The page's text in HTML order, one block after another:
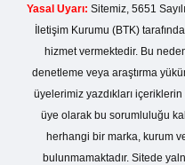
Yasal Uyarı: Sitemiz, 5651
İletişim Kurumu (BTK)
hizmet vermektedir. Bu
denetleme veya araştırma
üyelerimiz yazdıkları
üye olarak bu sorumluluğu
herhangi bir marka, kurum
bulunmamaktadır. Sitede